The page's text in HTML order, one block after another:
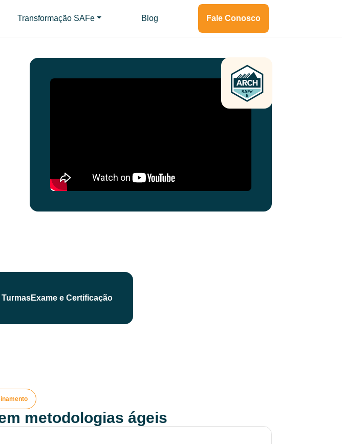
Transformação SAFe Blog Fale Conosco
Exame e Certificação
metodologias ágeis